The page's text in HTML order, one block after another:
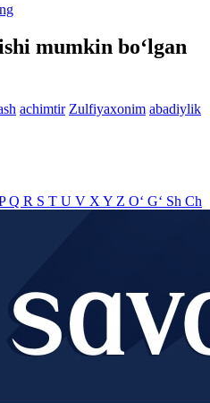
mumkin bo‘lgan
achimtir Zulfiyaxonim abadiylik
Q R S T U V X Y Z O‘ G‘ Sh Ch